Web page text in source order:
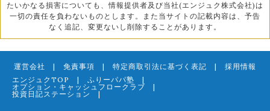
たいかなる損害についても、情報提供者及び当社(エンジュク株式会社)は
一切の責任を負わないものとします。また当サイトの記載内容は、予告
なく追記、変更ないし削除することがあります。
運営会社 | 免責事項 | 特定商取引法に基づく表記 | 採用情報
エンジュクTOP
| ふりーパパ塾 |
オプション・キャッシュフロークラブ |
投資日記ステーション
|